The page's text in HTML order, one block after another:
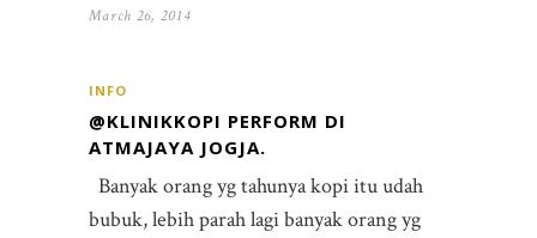
March 26, 2014
INFO
@KLINIKKOPI PERFORM DI
ATMAJAYA JOGJA.
Banyak orang yg tahunya kopi itu udah
bubuk, lebih parah lagi banyak orang yg